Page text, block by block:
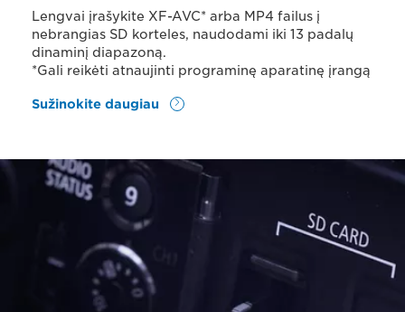
Lengvai įrašykite XF-AVC* arba MP4 failus į
nebrangias SD korteles, naudodami iki 13 padalų
dinaminį diapazoną.
*Gali reikėti atnaujinti programinę aparatinę įrangą
Sužinokite daugiau